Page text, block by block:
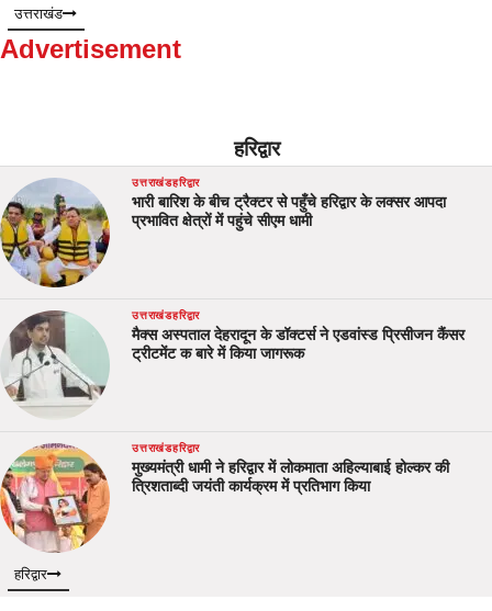
उत्तराखंड
Advertisement
हरिद्वार
उत्तराखंडहरिद्वार
भारी बारिश के बीच ट्रैक्टर से पहुँचे हरिद्वार के लक्सर आपदा
प्रभावित क्षेत्रों में पहुंचे सीएम धामी
उत्तराखंडहरिद्वार
मैक्स अस्पताल देहरादून के डॉक्टर्स ने एडवांस्ड प्रिसीजन कैंसर
ट्रीटमेंट क बारे में किया जागरूक
उत्तराखंडहरिद्वार
मुख्यमंत्री धामी ने हरिद्वार में लोकमाता अहिल्याबाई होल्कर की
त्रिशताब्दी जयंती कार्यक्रम में प्रतिभाग किया
हरिद्वार